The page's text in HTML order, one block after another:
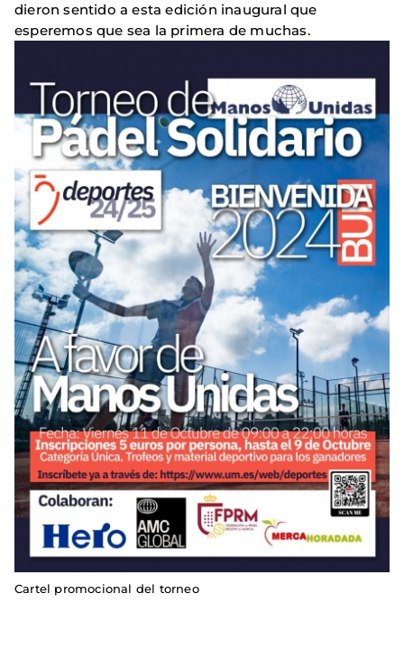
dieron sentido a esta edición inaugural que
esperemos que sea la primera de muchas.
Cartel promocional del torneo